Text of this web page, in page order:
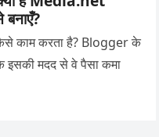
काम करता है? Blogger के
इसकी मदद से वे पैसा कमा